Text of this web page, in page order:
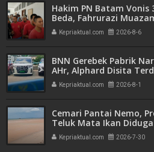
Hakim PN Batam Vonis
Beda, Fahrurazi
Azzurah dan Risma
Kepriaktual.com 2026-8-6
BNN Gerebek Pabrik
AHr, Alphard Disita
Mitra Usaha Properti
Kepriaktual.com 2026-8-1
Cemari Pantai Nemo,
Teluk Mata Ikan
Amdal
Kepriaktual.com 2026-7-30